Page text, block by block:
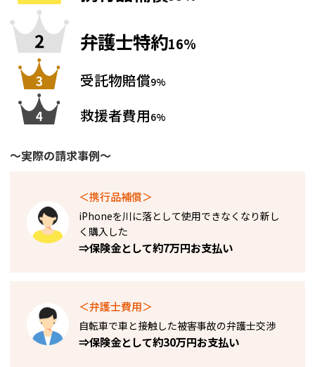
弁護士特約16%
受託物賠償9%
救援者費用6%
～実際の請求事例～
＜携行品補償＞
iPhoneを川に落として使用できなくなり新し
く購入した​
⇒保険金として約7万円お支払い
＜弁護士費用＞
自転車で車と接触した被害事故の弁護士交渉
⇒保険金として約30万円お支払い